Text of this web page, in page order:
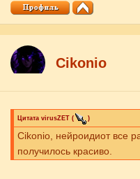
Cikоnio
Цитата virusZET ( )
Cikоnio, нейроидиот все
получилось красиво.